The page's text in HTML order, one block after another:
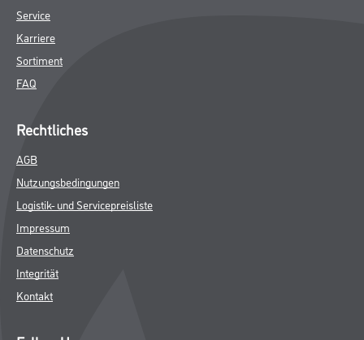
Service
Karriere
Sortiment
FAQ
Rechtliches
AGB
Nutzungsbedingungen
Logistik- und Servicepreisliste
Impressum
Datenschutz
Integrität
Kontakt